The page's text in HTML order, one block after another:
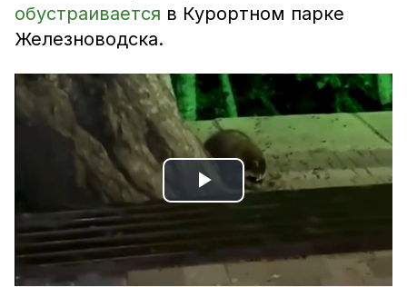
обустраивается в Курортном парке
Железноводска.
Play
Video